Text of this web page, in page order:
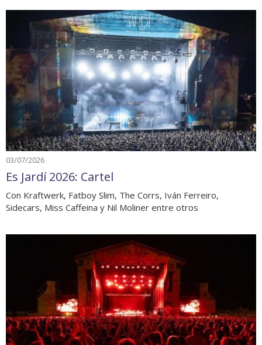
03/07/2026
Es Jardí 2026: Cartel
Con Kraftwerk, Fatboy Slim, The Corrs, Iván Ferreiro,
Sidecars, Miss Caffeina y Nil Moliner entre otros